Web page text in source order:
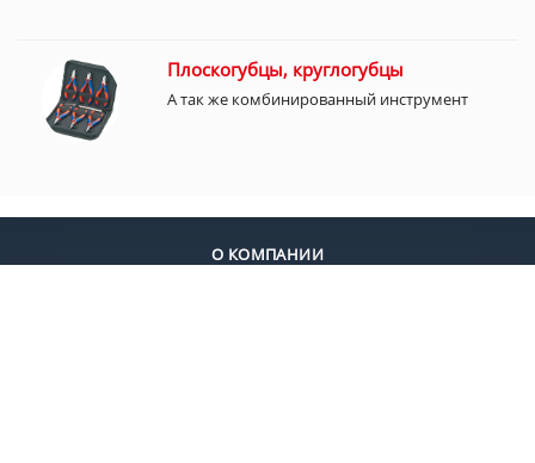
Плоскогубцы, круглогубцы
А так же комбинированный инструмент
О КОМПАНИИ